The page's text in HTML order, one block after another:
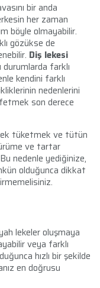
bir anda
her zaman
böyle olmayabilir.
gözükse de
Diş lekesi
durumlarda farklı
kendini farklı
nedenlerini
son derece
tüketmek ve tütün
ve tartar
nedenle yediğinize,
olduğunca dikkat
lekeler oluşmaya
veya farklı
hızlı bir şekilde
en doğrusu